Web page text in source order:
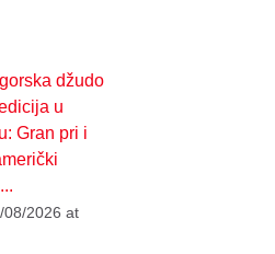
džudo
u
Gran pri i
08/2026 at